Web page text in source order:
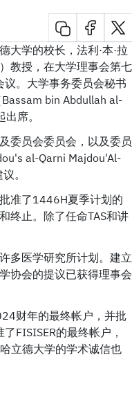
大学的校长，法利·本·拉
教授，在大学理事会第七
。大学事务委员会秘书
Bassam bin Abdullah al-
席。
委员会委员会，以及委员
al-Qarni Majdou'Al-
。
准了1446H夏季计划的
终止。除了任命TAS和讲
多医学研究所计划。建立
协会的提议已获得理事会
财年的最终帐户，并批
FISISER的最终帐户，
立德大学的学术诚信也